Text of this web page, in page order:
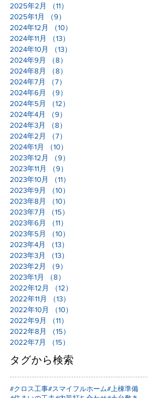
2025年2月
（11）
2025年1月
（9）
2024年12月
（10）
2024年11月
（13）
2024年10月
（13）
2024年9月
（8）
2024年8月
（8）
2024年7月
（7）
2024年6月
（9）
2024年5月
（12）
2024年4月
（9）
2024年3月
（8）
2024年2月
（7）
2024年1月
（10）
2023年12月
（9）
2023年11月
（9）
2023年10月
（11）
2023年9月
（10）
2023年8月
（10）
2023年7月
（15）
2023年6月
（11）
2023年5月
（10）
2023年4月
（13）
2023年3月
（13）
2023年2月
（9）
2023年1月
（8）
2022年12月
（12）
2022年11月
（13）
2022年10月
（10）
2022年9月
（11）
2022年8月
（15）
2022年7月
（15）
タグから検索
#クロス工事#スマイフルホーム#上棟準備